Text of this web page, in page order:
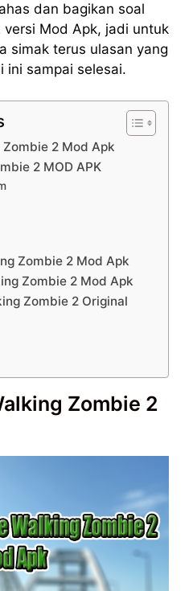
dan bagikan soal
versi Mod Apk, jadi untuk
simak terus ulasan yang
ini sampai selesai.
2 Mod Apk
2 MOD APK
Zombie 2 Mod Apk
Zombie 2 Mod Apk
Zombie 2 Original
Zombie 2